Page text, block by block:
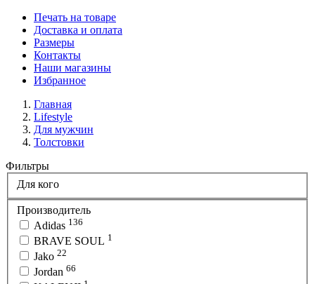
Печать на товаре
Доставка и оплата
Размеры
Контакты
Наши магазины
Избранное
Главная
Lifestyle
Для мужчин
Толстовки
Фильтры
Для кого
Производитель
Adidas 136
BRAVE SOUL 1
Jako 22
Jordan 66